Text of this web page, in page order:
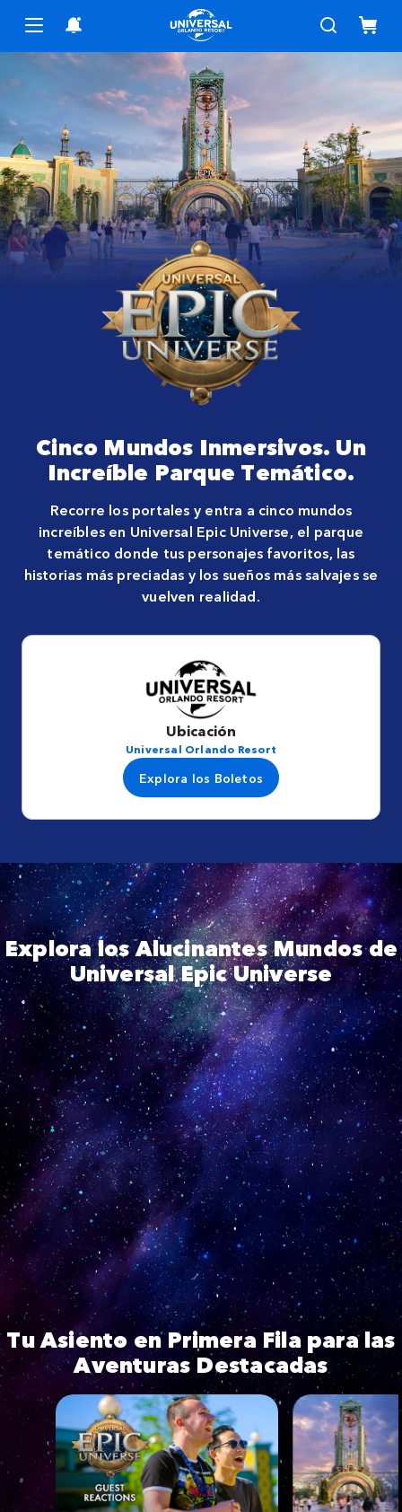
Cinco Mundos Inmersivos. Un
Increíble Parque Temático.
Recorre los portales y entra a cinco mundos
increíbles en Universal Epic Universe, el parque
temático donde tus personajes favoritos, las
historias más preciadas y los sueños más salvajes se
vuelven realidad.
Ubicación
Universal Orlando Resort
Explora los Boletos
Explora los Alucinantes Mundos de
Universal Epic Universe
Skip YouTube player
Go to YouTube player
Tu Asiento en Primera Fila para las
Aventuras Destacadas